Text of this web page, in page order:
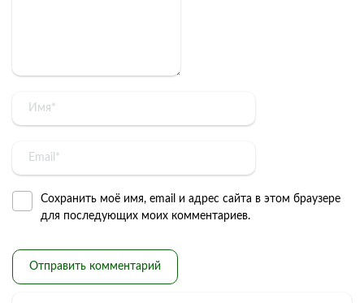
Сохранить моё имя, email и адрес сайта в этом браузере
для последующих моих комментариев.